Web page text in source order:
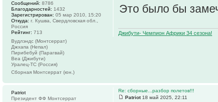
Это было бы
Джибути- Чемпион Африки 34 сезона!
Сообщений: 8786
Благодарностей: 1432
Зарегистрирован: 05 мар 2010, 15:20
Откуда: г. Кушва, Свердловская обл.,
Россия
Рейтинг: 713
Вудлэндс (Монтсеррат)
Джхапа (Непал)
Пирибебуй (Парагвай)
Веа (Джибути)
Уралец-ТС (Россия)
Сборная Монтсеррат (юн.)
Re: сборные...разбор полетов!!!
Patriot18 май 2025, 22:11
Patriot
Президент ФФ Монтсеррат